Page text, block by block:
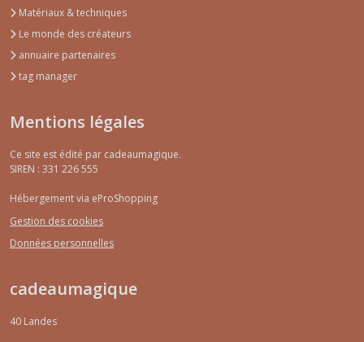
Matériaux & techniques
Le monde des créateurs
annuaire partenaires
tag manager
Mentions légales
Ce site est édité par cadeaumagique.
SIREN : 331 226 555
Hébergement via eProShopping
Gestion des cookies
Données personnelles
cadeaumagique
40 Landes